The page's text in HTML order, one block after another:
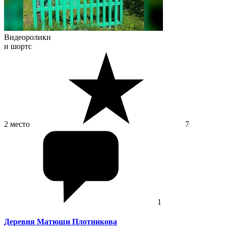
Видеоролики
и шортс
2 место 7
1
Деревня Матюши Плотникова